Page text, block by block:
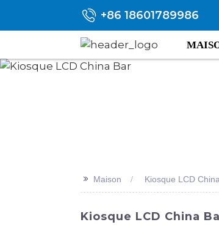
+86 18601789986
>> Maison Kiosque LCD
Kiosque LCD China